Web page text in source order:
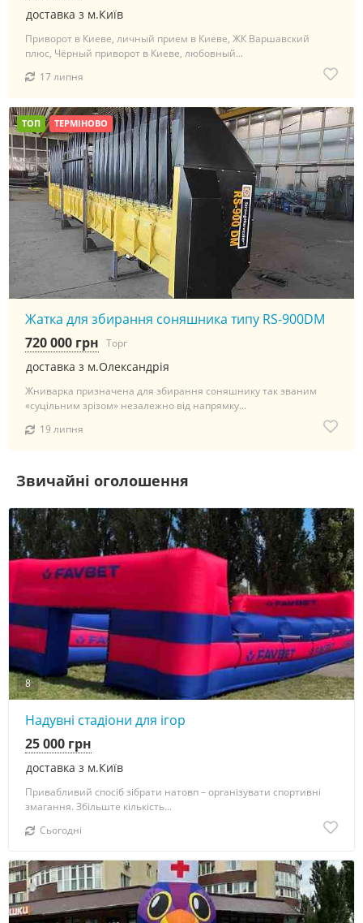
доставка з м.Київ
Приворот в Киеве, личный прием в Киеве, ЖК Варшавский
плюс, Чёрный приворот в Киеве, любовный...
17 липня
ТОП ТЕРМІНОВО
Жатка для збирання соняшника типу RS-900DM
доставка з м.Олександрія
720 000 грн Торг
Жниварка призначена для збирання соняшнику так званим
«суцільним зрізом» незалежно від напрямку...
19 липня
Звичайні оголошення
8
Надувні стадіони для ігор
доставка з м.Київ
25 000 грн
Привабливий спосіб зібрати натовп – організувати спортивні
змагання. Збільште кількість...
Сьогодні